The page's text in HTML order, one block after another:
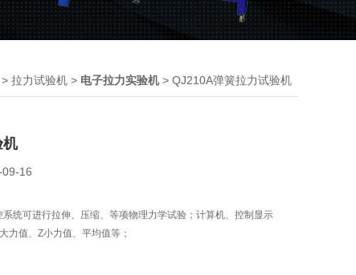
> 拉力试验机 > 电子拉力实验机> QJ210A弹簧拉力试验机
机
16
统可进行拉伸、压缩、等项物理力学试验；计算机、控制显示
力值、Z小力值、平均值等；